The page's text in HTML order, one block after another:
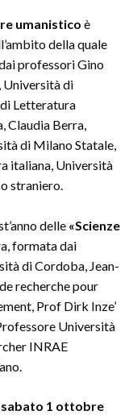
umanistico è
della quale
professori Gino
Università di
Letteratura
Claudia Berra,
di Milano Statale,
italiana, Università
straniero.
delle «Scienze
formata dai
di Cordoba, Jean-
recherche pour
Prof Dirk Inze’
Università
INRAE
sabato 1 ottobre